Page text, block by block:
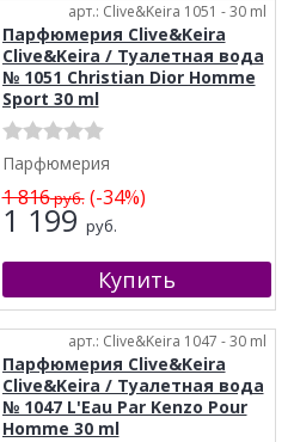
арт.: Clive&Keira 1051 - 30 ml
Парфюмерия Clive&Keira
Clive&Keira / Туалетная вода
№ 1051 Christian Dior Homme
Sport 30 ml
Парфюмерия
1 816руб.(-34%)
1 199 руб.
арт.: Clive&Keira 1047 - 30 ml
Парфюмерия Clive&Keira
Clive&Keira / Туалетная вода
№ 1047 L'Eau Par Kenzo Pour
Homme 30 ml